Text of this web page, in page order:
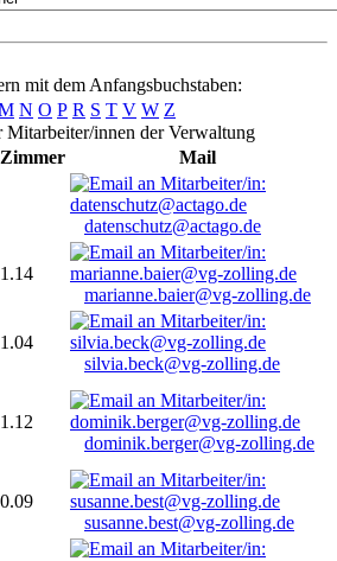
mit dem Anfangsbuchstaben:
N O P R S T V W Z
Mitarbeiter/innen der Verwaltung
Zimmer
Mail
datenschutz@actago.de
1.14
marianne.baier@vg-zolling.de
1.04
silvia.beck@vg-zolling.de
1.12
dominik.berger@vg-zolling.de
0.09
susanne.best@vg-zolling.de